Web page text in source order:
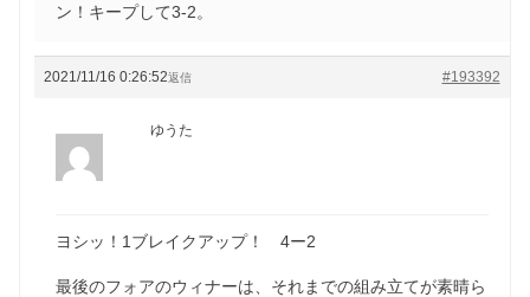
ン！キープして3-2。
2021/11/16 0:26:52 #193392
返信
ゆうた
ヨシッ！1ブレイクアップ！ 4ー2
最後のフォアのウィナーは、それまでの組み立てが素晴ら